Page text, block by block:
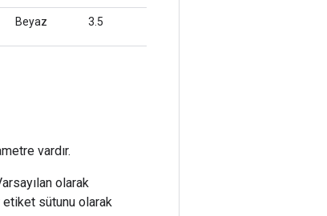
vardır.
olarak
sütunu olarak